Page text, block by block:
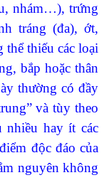
nhám…), trứng
tráng (đa), ớt,
thiếu các loại
bắp hoặc thân
thường có đầy
và tùy theo
nhiều hay ít các
độc đáo của
nguyên không